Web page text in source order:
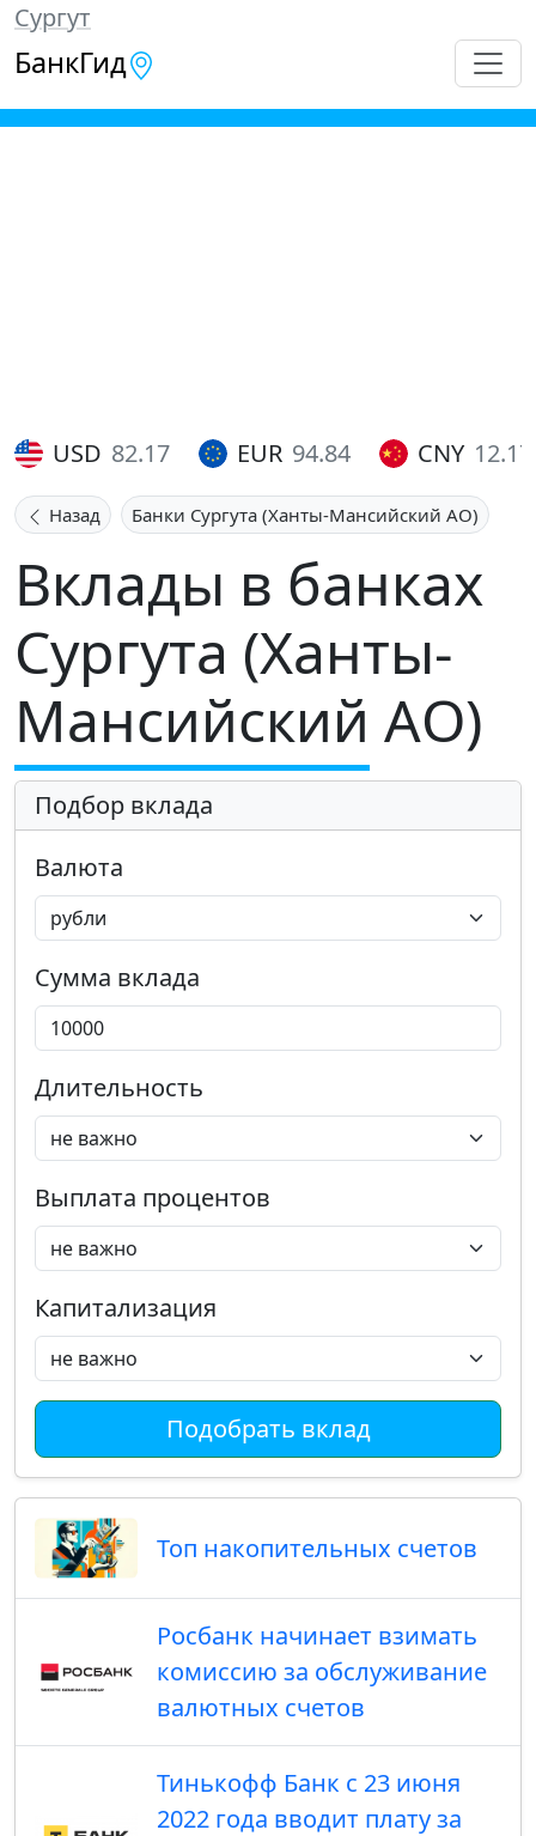
Сургут
БанкГид
USD 82.17 EUR 94.84 CNY 12.17
Назад Банки Сургута (Ханты-Мансийский АО)
Вклады в банках
Сургута (Ханты-
Мансийский АО)
Подбор вклада
Валюта
Сумма вклада
Длительность
Выплата процентов
Капитализация
Подобрать вклад
Топ накопительных счетов
Росбанк начинает взимать
комиссию за обслуживание
валютных счетов
Тинькофф Банк с 23 июня
2022 года вводит плату за